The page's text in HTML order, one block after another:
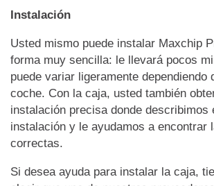
Instalación
Usted mismo puede instalar Maxchip
forma muy sencilla: le llevará pocos
puede variar ligeramente dependiendo
coche. Con la caja, usted también
instalación precisa donde describimos
instalación y le ayudamos a encontrar
correctas.
Si desea ayuda para instalar la caja,